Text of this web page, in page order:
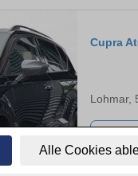
Alle Cookies
Cupra
Lohmar,